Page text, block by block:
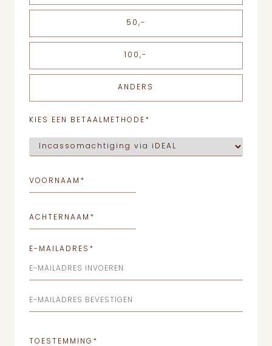
50,-
100,-
ANDERS
KIES EEN BETAALMETHODE *
VOORNAAM *
ACHTERNAAM *
E-MAILADRES *
TOESTEMMING *